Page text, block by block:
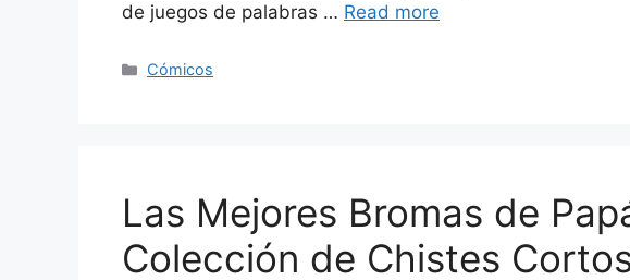
de juegos de palabras … Read more
Categories
Cómicos
Las Mejores Bromas de
Colección de Chistes